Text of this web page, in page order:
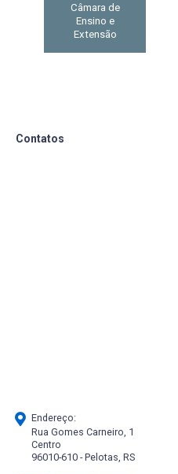
Câmara de
Ensino e
Extensão
Contatos
Endereço:
Rua Gomes Carneiro, 1
Centro
96010-610 - Pelotas, RS